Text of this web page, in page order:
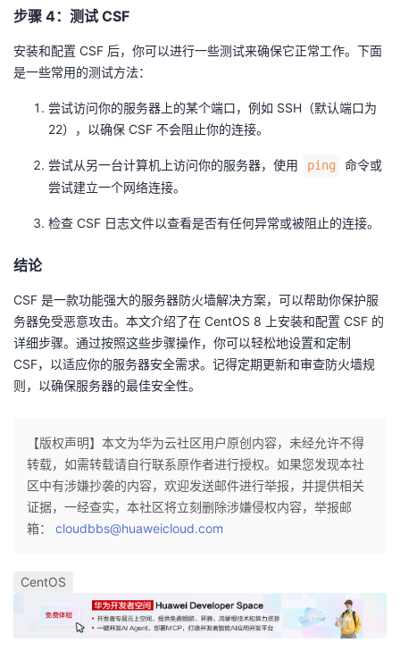
步骤 4：测试 CSF
安装和配置 CSF 后，你可以进行一些测试来确保它正常工作。下面
是一些常用的测试方法：
尝试访问你的服务器上的某个端口，例如 SSH（默认端口为
22），以确保 CSF 不会阻止你的连接。
尝试从另一台计算机上访问你的服务器，使用 ping
命令或
尝试建立一个网络连接。
检查 CSF 日志文件以查看是否有任何异常或被阻止的连接。
结论
CSF 是一款功能强大的服务器防火墙解决方案，可以帮助你保护服
务器免受恶意攻击。本文介绍了在 CentOS 8 上安装和配置 CSF 的
详细步骤。通过按照这些步骤操作，你可以轻松地设置和定制
CSF，以适应你的服务器安全需求。记得定期更新和审查防火墙规
则，以确保服务器的最佳安全性。
【版权声明】本文为华为云社区用户原创内容，未经允许不得
转载，如需转载请自行联系原作者进行授权。如果您发现本社
区中有涉嫌抄袭的内容，欢迎发送邮件进行举报，并提供相关
证据，一经查实，本社区将立刻删除涉嫌侵权内容，举报邮
箱： cloudbbs@huaweicloud.com
CentOS